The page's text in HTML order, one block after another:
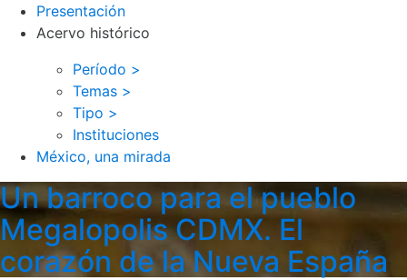
Presentación
Acervo histórico
Período >
Temas >
Tipo >
Instituciones
México, una mirada
Un barroco para el pueblo
Megalopolis CDMX. El
corazón de la Nueva España